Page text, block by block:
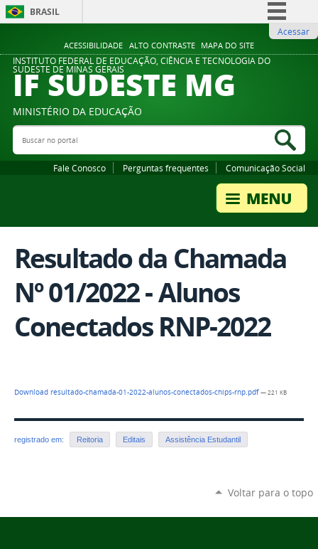
ACESSIBILIDADE ALTO CONTRASTE MAPA DO SITE
BRASIL
Comunica BR
Participe
Legislação
Acessar
INSTITUTO FEDERAL DE EDUCAÇÃO, CIÊNCIA E TECNOLOGIA DO
SUDESTE DE MINAS GERAIS
IF SUDESTE MG
MINISTÉRIO DA EDUCAÇÃO
Buscar no portal
Fale Conosco Perguntas frequentes Comunicação Social
Resultado da Chamada
Nº 01/2022 - Alunos
Conectados RNP-2022
Download resultado-chamada-01-2022-alunos-conectados-chips-rnp.pdf— 221 KB
registrado em: Reitoria Editais Assistência Estudantil
Voltar para o topo